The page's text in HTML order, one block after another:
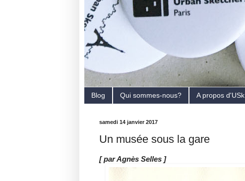
Blog Qui sommes-nous? A propos d'USk
samedi 14 janvier 2017
Un musée sous la gare
[ par Agnès Selles ]